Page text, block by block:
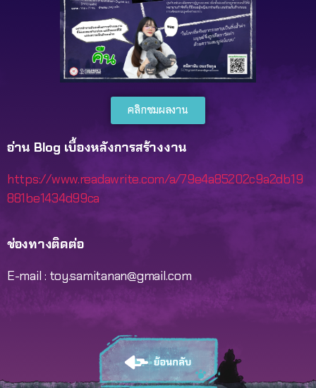
คลิกชมผลงาน
อ่าน Blog เบื้องหลังการสร้างงาน
https://www.readawrite.com/a/79e4a85202c9a2db19
881be1434d99ca
ช่องทางติดต่อ
E-mail : toy.samitanan@gmail.com